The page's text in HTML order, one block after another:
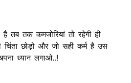
तब तक कमजोरियां तो रहेगी ही
चिंता छोड़ो और जो सही कर्म है उस
ध्यान लगाओ..!